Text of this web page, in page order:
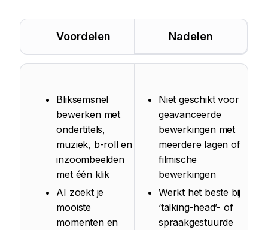
Voordelen Nadelen
Bliksemsnel
bewerken met
ondertitels,
muziek, b-roll en
inzoombeelden
met één klik
AI zoekt je
mooiste
momenten en
Niet geschikt voor
geavanceerde
bewerkingen met
meerdere lagen of
filmische
bewerkingen
Werkt het beste bij
‘talking-head’- of
spraakgestuurde